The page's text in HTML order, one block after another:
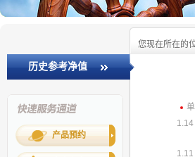
您现在所在的位
历史参考净值
产品预约